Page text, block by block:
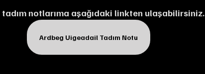
tadım notlarıma aşağıdaki linkten ulaşabilirsiniz.
Ardbeg Uigeadail Tadım Notu